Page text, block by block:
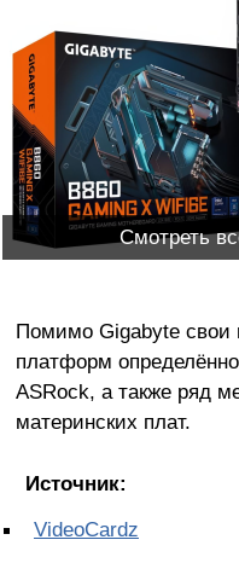
Смотреть
Помимо Gigabyte свои
платформ
ASRock, а также ряд
материнских плат.
Источник:
VideoCardz